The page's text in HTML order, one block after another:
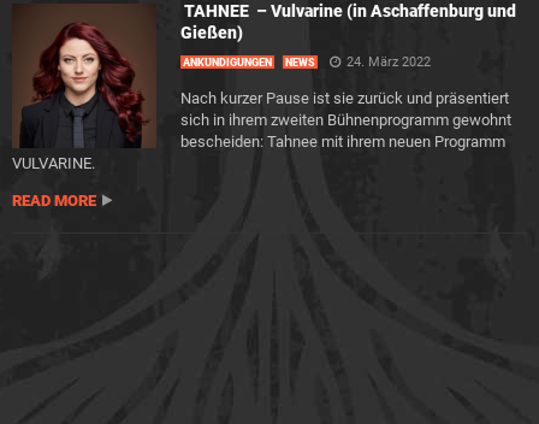
TAHNEE – Vulvarine (in Aschaffenburg und
Gießen)
ANKÜNDIGUNGEN NEWS 24. März 2022
Nach kurzer Pause ist sie zurück und präsentiert
sich in ihrem zweiten Bühnenprogramm gewohnt
bescheiden: Tahnee mit ihrem neuen Programm
VULVARINE.
READ MORE